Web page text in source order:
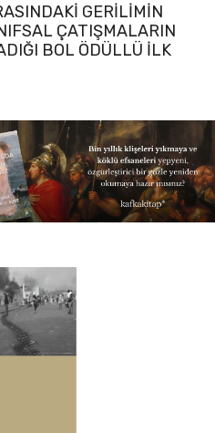
GERILIMIN
ÇATIŞMALARIN
BOL ÖDÜLLÜ ILK